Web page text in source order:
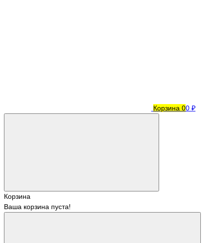
Корзина 00 ₽
Корзина
Ваша корзина пуста!